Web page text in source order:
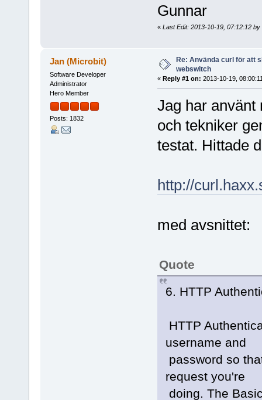
Gunnar
« Last Edit: 2013-10-19, 07:12:12 by
Jan (Microbit)
Software Developer
Administrator
Hero Member
Posts: 1832
Re: Använda curl för att
webswitch
« Reply #1 on: 2013-10-19,
Jag har använt
och tekniker
testat. Hittade
http://
med avsnittet:
Quote
6. HTTP
HTTP
username and
password so
request you're
doing. The